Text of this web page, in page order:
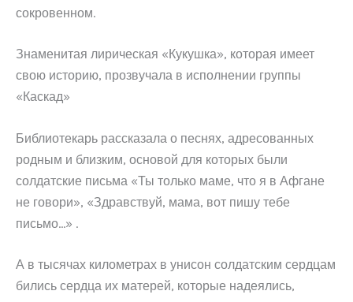
сокровенном.
Знаменитая лирическая «Кукушка», которая имеет
свою историю, прозвучала в исполнении группы
«Каскад»
Библиотекарь рассказала о песнях, адресованных
родным и близким, основой для которых были
солдатские письма «Ты только маме, что я в Афгане
не говори», «Здравствуй, мама, вот пишу тебе
письмо…» .
А в тысячах километрах в унисон солдатским сердцам
бились сердца их матерей, которые надеялись,